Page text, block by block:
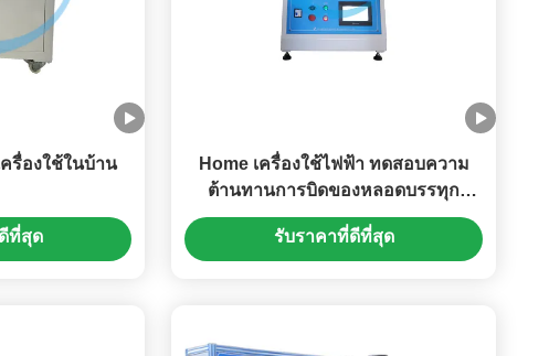
รื่องใช้ในบ้าน
ที่สุด
Home เครื่องใช้ไฟฟ้า ทดสอบความ
ต้านทานการบิดของหลอดบรรทุก
กระแส
รับราคาที่ดีที่สุด